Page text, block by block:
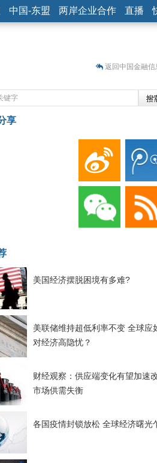
中国-东盟 两岸企业合作 直播
返回中国金融信
享
美国经济摆脱困境有多难?
美联储维持超低利率不变 全球应
对经济高隐忧？
财经观察：供应端变化有望加速
市场供需失衡
各国疫情封锁放松 全球经济曙光